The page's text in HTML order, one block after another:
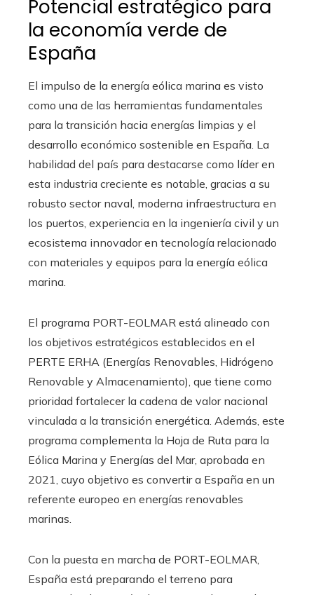
Potencial estratégico para
la economía verde de
España
El impulso de la energía eólica marina es visto
como una de las herramientas fundamentales
para la transición hacia energías limpias y el
desarrollo económico sostenible en España. La
habilidad del país para destacarse como líder en
esta industria creciente es notable, gracias a su
robusto sector naval, moderna infraestructura en
los puertos, experiencia en la ingeniería civil y un
ecosistema innovador en tecnología relacionado
con materiales y equipos para la energía eólica
marina.
El programa PORT-EOLMAR está alineado con
los objetivos estratégicos establecidos en el
PERTE ERHA (Energías Renovables, Hidrógeno
Renovable y Almacenamiento), que tiene como
prioridad fortalecer la cadena de valor nacional
vinculada a la transición energética. Además, este
programa complementa la Hoja de Ruta para la
Eólica Marina y Energías del Mar, aprobada en
2021, cuyo objetivo es convertir a España en un
referente europeo en energías renovables
marinas.
Con la puesta en marcha de PORT-EOLMAR,
España está preparando el terreno para